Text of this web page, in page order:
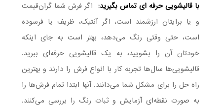
با قالیشویی حرفه ای تماس بگیرید: اگر فرش شما گران‌قیمت
و یا برایتان ارزشمند است، اگر آنتیک، ظریف یا فرسوده
است، حتی وقتی رنگ می‌دهد، بهتر است به جای اینکه
خودتان آن را بشویید، به یک قالیشویی حرفه‌ای ببرید.
قالیشویی‌ها سال‌ها تجربه کار با انواع فرش را دارند و بهترین
راه حل را برای مشکل شما می‌دانند. آنها ابتدا تمام فرش‌ها را
به صورت نقطه‌ای آزمایش و ثبات رنگ را بررسی می‌کنند.